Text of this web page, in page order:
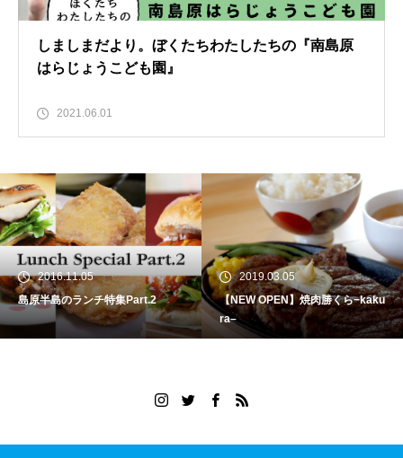
しましまだより。ぼくたちわたしたちの『南島原
はらじょうこども園』
2021.06.01
2016.11.05
島原半島のランチ特集Part.2
2019.03.05
【NEW OPEN】焼肉勝くら−kaku
ra–